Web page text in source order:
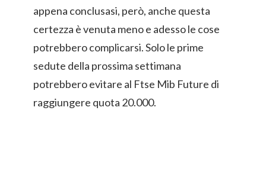
appena conclusasi, però, anche questa
certezza è venuta meno e adesso le cose
potrebbero complicarsi. Solo le prime
sedute della prossima settimana
potrebbero evitare al Ftse Mib Future di
raggiungere quota 20.000.